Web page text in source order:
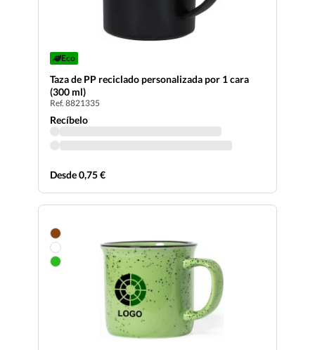
Eco
Taza de PP reciclado personalizada por 1 cara
(300 ml)
Ref. 8821335
Recíbelo
Desde 0,75 €